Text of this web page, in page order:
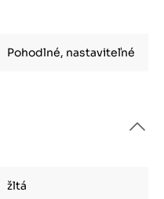
Pohodlné, nastaviteľné
žltá